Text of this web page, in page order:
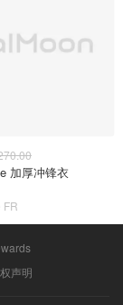
加厚冲锋衣
FR
声明